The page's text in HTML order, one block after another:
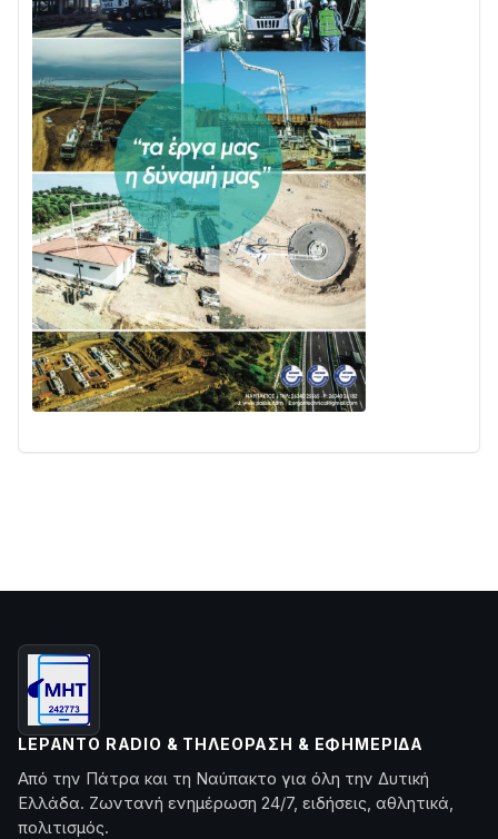
LEPANTO RADIO & ΤΗΛΕΌΡΑΣΗ & ΕΦΗΜΕΡΊΔΑ
Από την Πάτρα και τη Ναύπακτο για όλη την Δυτική
Ελλάδα. Ζωντανή ενημέρωση 24/7, ειδήσεις, αθλητικά,
πολιτισμός.